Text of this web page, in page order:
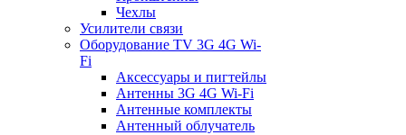
Чехлы
Усилители связи
Оборудование TV 3G 4G Wi-
Fi
Аксессуары и пигтейлы
Антенны 3G 4G Wi-Fi
Антенные комплекты
Антенный облучатель